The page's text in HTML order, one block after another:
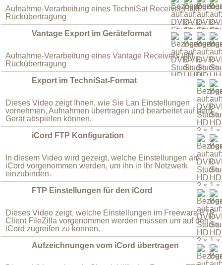
Aufnahme-Verarbeitung eines TechniSat Receivers inkl.
Rückübertragung
Vantage Export im Geräteformat
Aufnahme-Verarbeitung eines Vantage Receivers inkl.
Rückübertragung
Export im TechniSat-Format
Dieses Video zeigt Ihnen, wie Sie Lan Einstellungen
vornehmen, Aufnahmen übertragen und bearbeitet auf dem
Gerät abspielen können.
iCord FTP Konfiguration
In diesem Video wird gezeigt, welche Einstellungen am
iCord vorgenommen werden, um ihn in Ihr Netzwerk
einzubinden.
FTP Einstellungen für den iCord
Dieses Video zeigt, welche Einstellungen im Freeware FTP
Client FileZilla vorgenommen werden müssen um auf den
iCord zugreifen zu können.
Aufzeichnungen vom iCord übertragen